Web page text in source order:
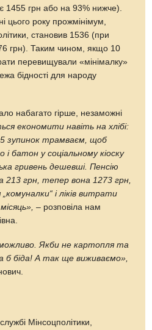
1455 грн або на 93% нижче).
цього року прожмінімум,
становив 1536 (при
грн). Таким чином, якщо 10
перевищували «мінімалку»
бідності для народу
набагато гірше, незаможні
економити навіть на хлібі:
зупинок трамваєм, щоб
батон у соціальному кіоску
гривень дешевші. Пенсію
213 грн, тепер вона 1273 грн,
і ліків витрати
– розповіла нам
Якби не картопля та
б біда! А так ще виживаємо»,
Мінсоцполітики,